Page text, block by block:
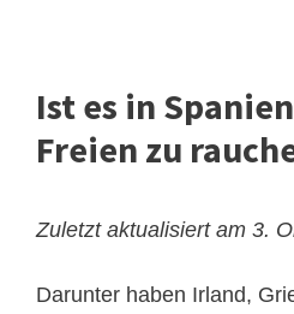
Ist es in
Freien zu
Zuletzt aktualisiert am 3.
Darunter haben Irland,